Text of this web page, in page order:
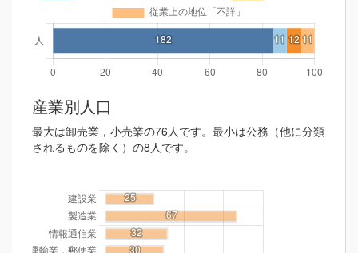
産業別人口
最大は卸売業，小売業の76人です。最小は公務（他に分類
されるものを除く）の8人です。